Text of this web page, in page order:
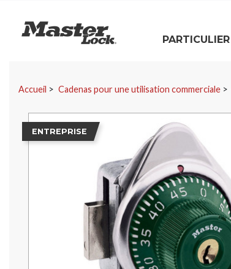
Master Lock
PARTICULIER
Accueil Cadenas pour une utilisation commerciale
ENTREPRISE